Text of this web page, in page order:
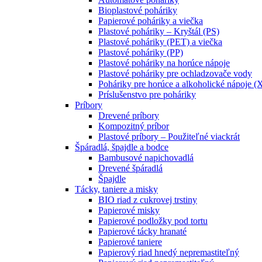
Bioplastové poháriky
Papierové poháriky a viečka
Plastové poháriky – Kryštál (PS)
Plastové poháriky (PET) a viečka
Plastové poháriky (PP)
Plastové poháriky na horúce nápoje
Plastové poháriky pre ochladzovače vody
Poháriky pre horúce a alkoholické nápoje
Príslušenstvo pre poháriky
Príbory
Drevené príbory
Kompozitný príbor
Plastové príbory – Použiteľné viackrát
Špáradlá, špajdle a bodce
Bambusové napichovadlá
Drevené špáradlá
Špajdle
Tácky, taniere a misky
BIO riad z cukrovej trstiny
Papierové misky
Papierové podložky pod tortu
Papierové tácky hranaté
Papierové taniere
Papierový riad hnedý nepremastiteľný